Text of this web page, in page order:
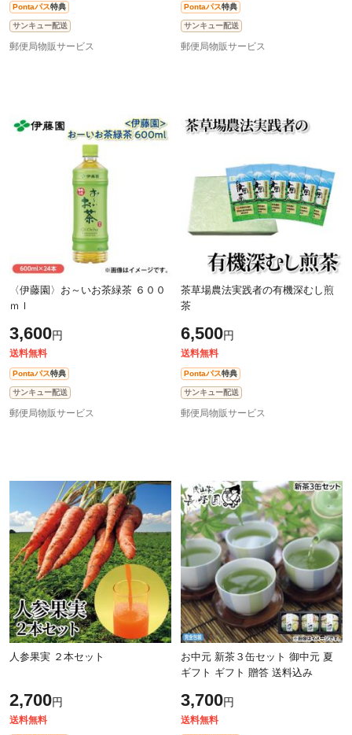
Pontaパス特典
サンキュー配送
郵便局物販サービス
Pontaパス特典
サンキュー配送
郵便局物販サービス
〈伊藤園〉お～いお茶緑茶 ６００
ｍｌ
3,600円
送料無料
Pontaパス特典
サンキュー配送
郵便局物販サービス
茶草場農法実践者の有機深むし煎
茶
6,500円
送料無料
Pontaパス特典
サンキュー配送
郵便局物販サービス
人参果実 ２本セット
2,700円
送料無料
お中元 新茶３缶セット 御中元 夏
ギフト ギフト 贈答 送料込み
3,700円
送料無料